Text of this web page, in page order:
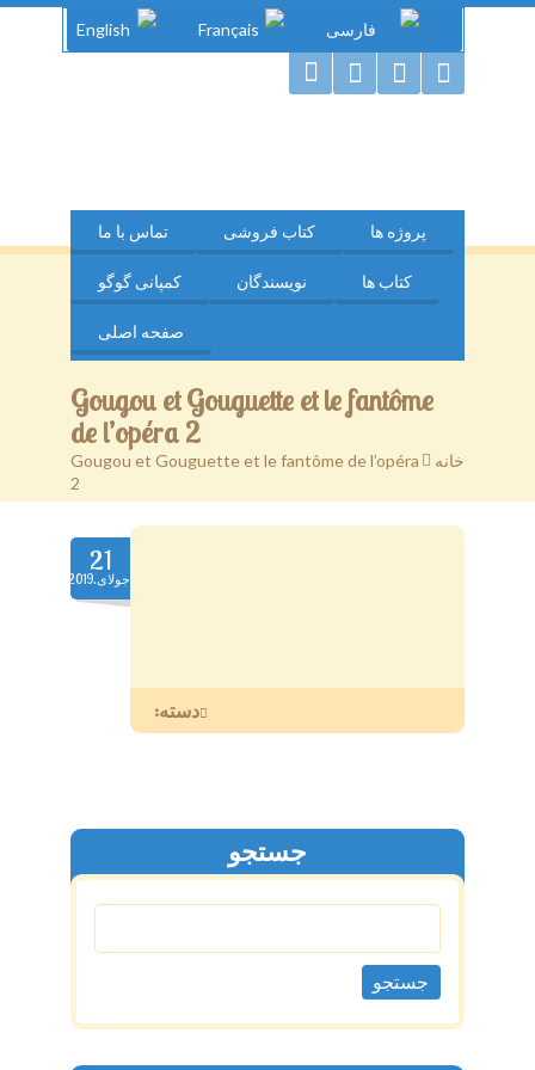
English Français فارسی
تماس با ما کتاب فروشی پروژه ها
کمپانی گوگو نویسندگان کتاب ها
صفحه اصلی
Gougou et Gouguette et le fantôme
de l’opéra 2
خانه >
Gougou et Gouguette et le fantôme de l’opéra
2
21
جولای.2019
دسته:
جستجو